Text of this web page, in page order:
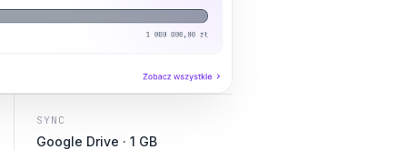
SYNC
Google Drive · 1 GB